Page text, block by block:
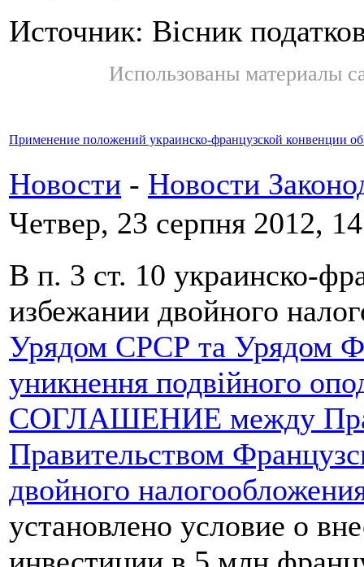
Источник: Вісник
Использованы материалы
Применение положений украинско-французской конвенции
Новости - Новости
Четвер, 23 серпня 2012,
В п. 3 ст. 10 украинско-
избежании двойного
Урядом СРСР та Урядом
уникнення подвійного
СОГЛАШЕНИЕ между
Правительством
двойного
установлено условие о